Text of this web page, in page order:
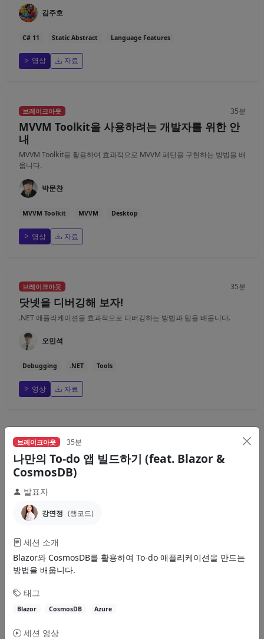
김주호
C# 11 Static Abstract Language Features
영상 자료
브레이크아웃 35분
MVVM Toolkit을 사용하려는 개발자를 위한 안
내
MVVM Toolkit을 활용하여 효과적으로 MVVM 패턴을 구현하는 방법을 배
웁니다.
박문찬
MVVM Toolkit MVVM Desktop
영상 자료
브레이크아웃 35분
닷넷을 디버깅해 보자!
.NET 애플리케이션을 효과적으로 디버깅하는 방법과 팁을 배웁니다.
오민석
Debugging .NET Tools
영상 자료
브레이크아웃 35분
.NET 안되는게 뭔가요?
.NET으로 할 수 있는 다양한 개발 영역을 소개합니다.
이종인
.NET Overview Use Cases
영상
핸즈온랩
Spread.NET과 함께하는 쾌-적 Excel 개발
브레이크아웃 35분
나만의 To-do 앱 빌드하기 (feat. Blazor &
CosmosDB)
발표자
강연정 (랭코드)
세션 소개
Blazor와 CosmosDB를 활용하여 To-do 애플리케이션을 만드는
방법을 배웁니다.
태그
Blazor CosmosDB Azure
세션 영상